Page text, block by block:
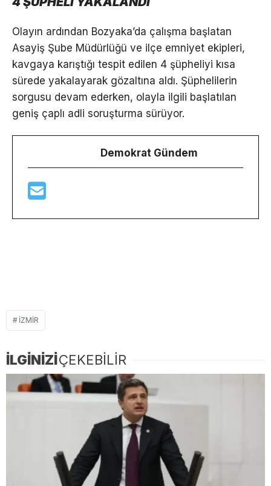
Olayın ardından Bozyaka’da çalışma başlatan
Asayiş Şube Müdürlüğü ve ilçe emniyet ekipleri,
kavgaya karıştığı tespit edilen 4 şüpheliyi kısa
sürede yakalayarak gözaltına aldı. Şüphelilerin
sorgusu devam ederken, olayla ilgili başlatılan
geniş çaplı adli soruşturma sürüyor.
Demokrat Gündem
IZMIR
İLGİNİZİÇEKEBİLİR